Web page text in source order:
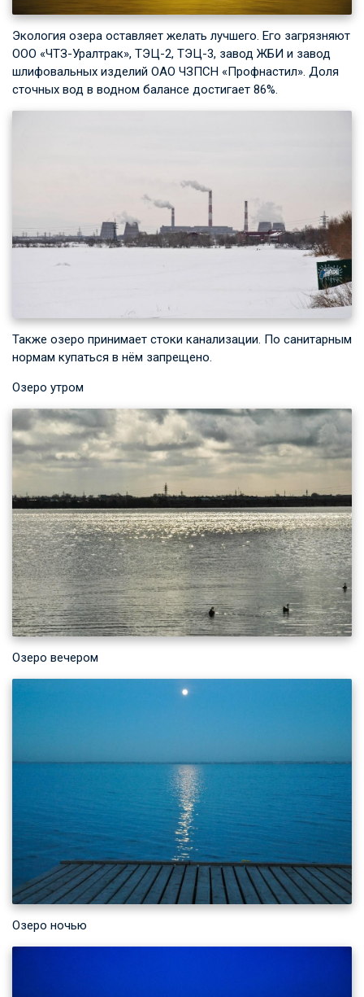
Экология озера оставляет желать лучшего. Его загрязняют
ООО «ЧТЗ-Уралтрак», ТЭЦ-2, ТЭЦ-3, завод ЖБИ и завод
шлифовальных изделий ОАО ЧЗПСН «Профнастил». Доля
сточных вод в водном балансе достигает 86%.
Также озеро принимает стоки канализации. По санитарным
нормам купаться в нём запрещено.
Озеро утром
Озеро вечером
Озеро ночью